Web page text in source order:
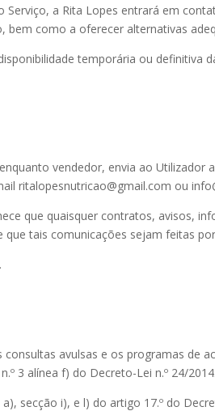
a Rita Lopes entrará em
como a oferecer alternativas
temporária ou definitiva
vendedor, envia ao Utilizador
ritalopesnutricao@gmail.com ou
que quaisquer contratos, avisos,
tais comunicações sejam feitas
avulsas e os programas de
3 alínea f) do Decreto-Lei n.º 24/2014.
secção i), e l) do artigo 17.º do